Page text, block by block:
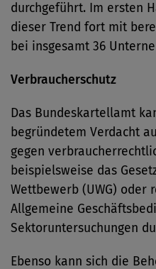
durchgeführt. Im ersten
dieser Trend fort mit
bei insgesamt 36
Verbraucherschutz
Das Bundeskartellamt
begründetem Verdacht
gegen
beispielsweise das
Wettbewerb (UWG) oder
Allgemeine
Sektoruntersuchungen
Ebenso kann sich die